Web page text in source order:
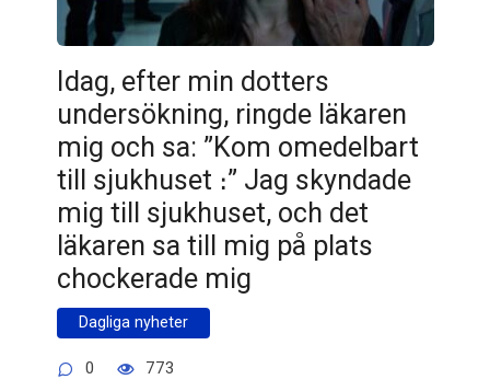
Idag, efter min dotters
undersökning, ringde läkaren
mig och sa: ”Kom omedelbart
till sjukhuset ։” Jag skyndade
mig till sjukhuset, och det
läkaren sa till mig på plats
chockerade mig
Dagliga nyheter
0 773